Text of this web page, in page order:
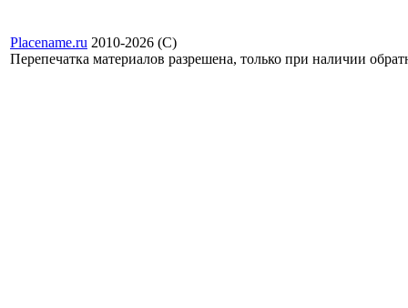
Placename.ru 2010-2026 (С)
Перепечатка материалов разрешена, только при наличии